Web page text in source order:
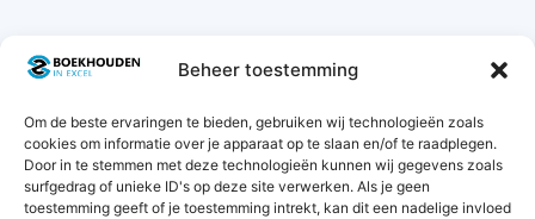
Beheer toestemming
Om de beste ervaringen te bieden, gebruiken wij technologieën zoals
cookies om informatie over je apparaat op te slaan en/of te raadplegen.
Door in te stemmen met deze technologieën kunnen wij gegevens zoals
surfgedrag of unieke ID's op deze site verwerken. Als je geen
toestemming geeft of je toestemming intrekt, kan dit een nadelige invloed
naar:
7 garanties